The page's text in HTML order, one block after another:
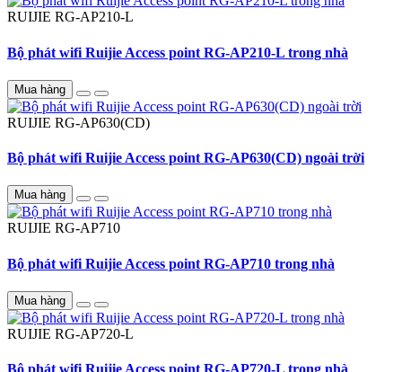
RUIJIE RG-AP210-L
Bộ phát wifi Ruijie Access point RG-AP210-L trong nhà
Mua hàng
RUIJIE RG-AP630(CD)
Bộ phát wifi Ruijie Access point RG-AP630(CD) ngoài trời
Mua hàng
RUIJIE RG-AP710
Bộ phát wifi Ruijie Access point RG-AP710 trong nhà
Mua hàng
RUIJIE RG-AP720-L